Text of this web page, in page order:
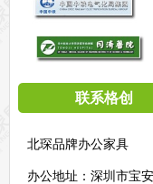
联系格创
北琛品牌办公家具
办公地址： 深圳市宝